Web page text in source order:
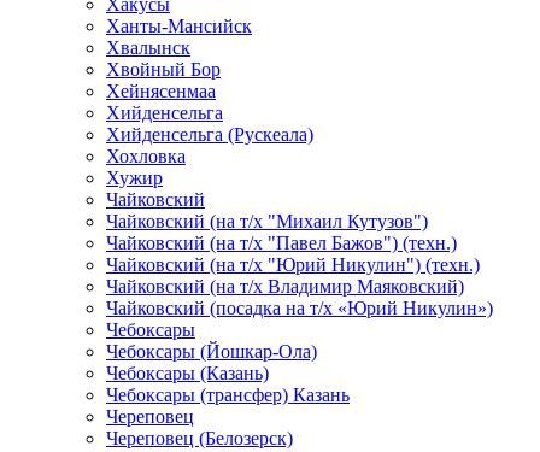
Хакусы
Ханты-Мансийск
Хвалынск
Хвойный Бор
Хейнясенмаа
Хийденсельга
Хийденсельга (Рускеала)
Хохловка
Хужир
Чайковский
Чайковский (на т/х "Михаил Кутузов")
Чайковский (на т/х "Павел Бажов") (техн.)
Чайковский (на т/х "Юрий Никулин") (техн.)
Чайковский (на т/х Владимир Маяковский)
Чайковский (посадка на т/х «Юрий Никулин»)
Чебоксары
Чебоксары (Йошкар-Ола)
Чебоксары (Казань)
Чебоксары (трансфер) Казань
Череповец
Череповец (Белозерск)